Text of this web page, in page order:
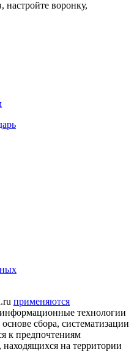
настройте воронку,
применяются
технологии
сбора, систематизации
к предпочтениям
находящихся на территории